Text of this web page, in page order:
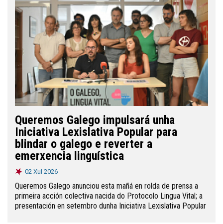
Queremos Galego impulsará unha
Iniciativa Lexislativa Popular para
blindar o galego e reverter a
emerxencia linguística
02 Xul 2026
Queremos Galego anunciou esta mañá en rolda de prensa a
primeira acción colectiva nacida do Protocolo Lingua Vital; a
presentación en setembro dunha Iniciativa Lexislativa Popular